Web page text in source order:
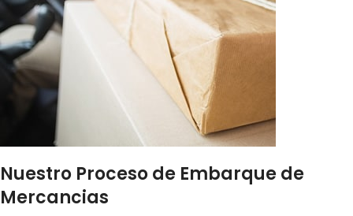
Nuestro Proceso de Embarque de
Mercancias